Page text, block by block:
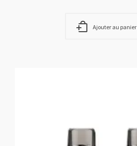
Ajouter au panier